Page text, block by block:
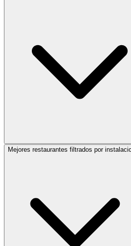
Mejores restaurantes filtrados por